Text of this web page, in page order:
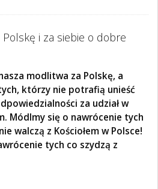
i za siebie o dobre
modlitwa za Polskę, a
którzy nie potrafią unieść
za udział w
Módlmy się o nawrócenie tych
walczą z Kościołem w Polsce!
tych co szydzą z